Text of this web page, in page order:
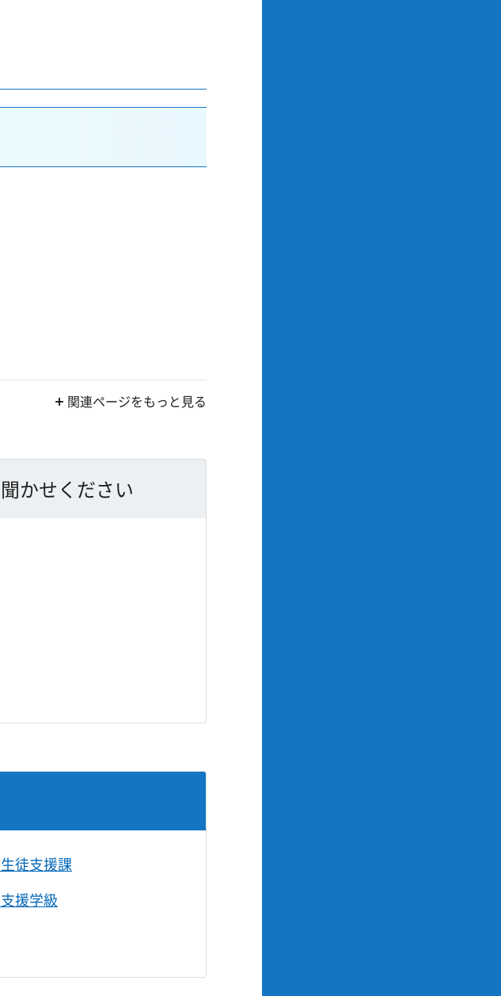
関連ページをもっと見る
かせください
徒支援課
援学級